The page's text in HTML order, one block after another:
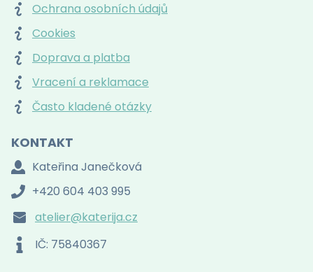
Ochrana osobních údajů
Cookies
Doprava a platba
Vracení a reklamace
Často kladené otázky
KONTAKT
Kateřina Janečková
+420 604 403 995
atelier@katerija.cz
IČ: 75840367